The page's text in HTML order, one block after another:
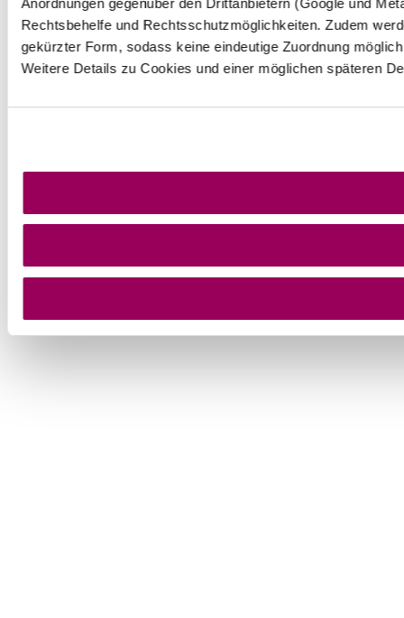
Rechtsbehelfe und Rechtsschutzmöglichkeiten. Zudem
gekürzter Form, sodass keine eindeutige Zuordnung
Weitere Details zu Cookies und einer möglichen späteren